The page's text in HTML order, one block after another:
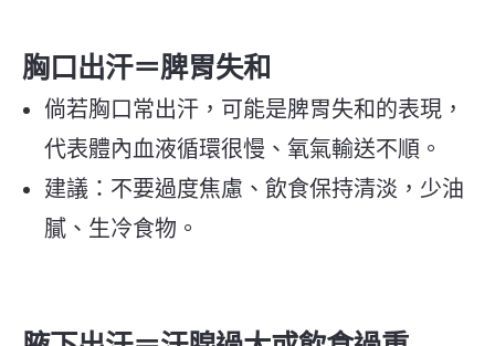
胸口出汗＝脾胃失和
倘若胸口常出汗，可能是脾胃失和的表現，
代表體內血液循環很慢、氧氣輸送不順。
建議：不要過度焦慮、飲食保持清淡，少油
膩、生冷食物。